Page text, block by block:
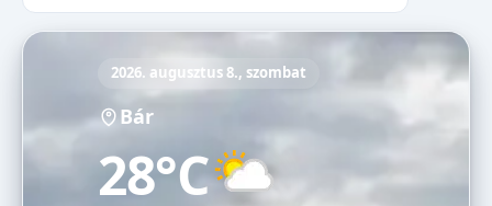
2026. augusztus 8., szombat
Bár
28°C